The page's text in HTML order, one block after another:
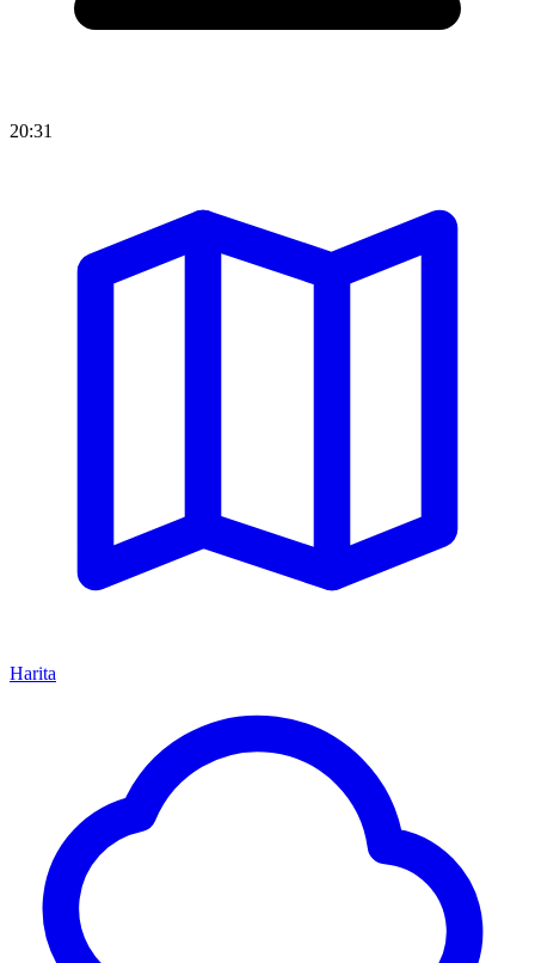
20:31
Harita